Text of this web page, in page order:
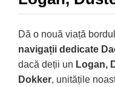
Navigatii Volvo
Navigatii KIA
Navigatii Renault
Dă o nouă viață
navigații dedicate
dacă deții un Logan,
Dokker, unitățile